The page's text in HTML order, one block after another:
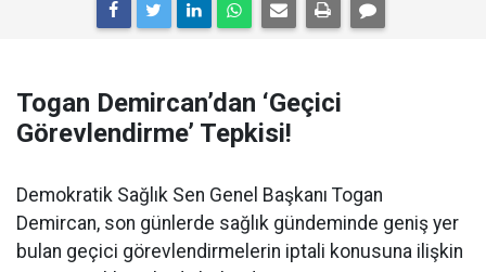
Togan Demircan’dan ‘Geçici
Görevlendirme’ Tepkisi!
Demokratik Sağlık Sen Genel Başkanı Togan
Demircan, son günlerde sağlık gündeminde geniş yer
bulan geçici görevlendirmelerin iptali konusuna ilişkin